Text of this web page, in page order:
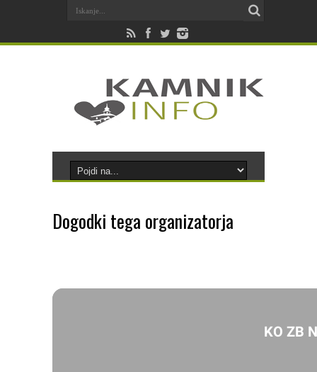
Dogodki tega organizatorja
KO ZB